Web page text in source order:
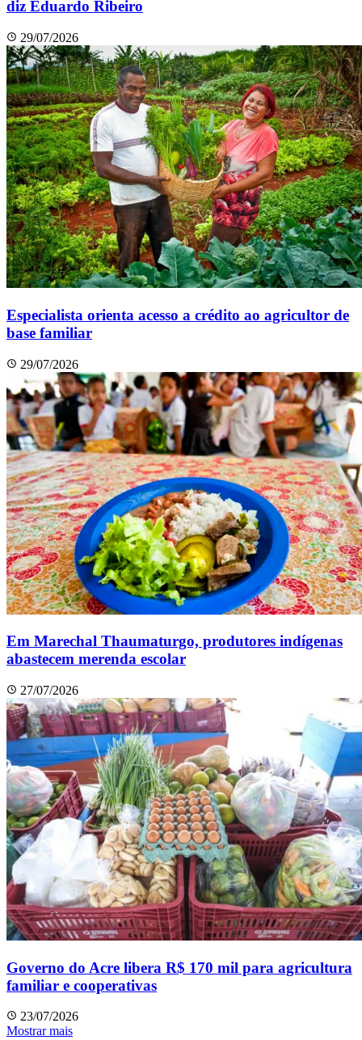
diz Eduardo Ribeiro
29/07/2026
Especialista orienta acesso a crédito ao agricultor de
base familiar
29/07/2026
Em Marechal Thaumaturgo, produtores indígenas
abastecem merenda escolar
27/07/2026
Governo do Acre libera R$ 170 mil para agricultura
familiar e cooperativas
23/07/2026
Mostrar mais